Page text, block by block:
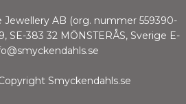
AB (org. nummer 559390-
SE-383 32 MÖNSTERÅS, Sverige E-
Smyckendahls.se